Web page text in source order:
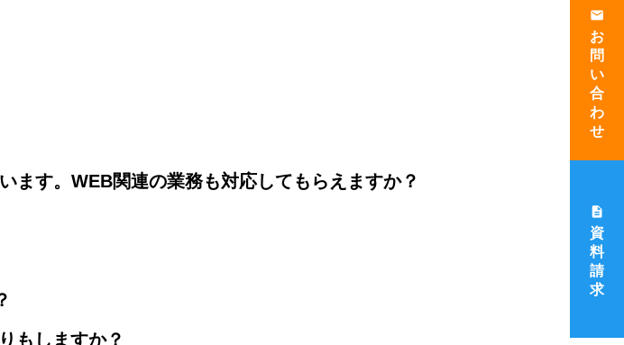
email
お
問
い
合
わ
せ
description
資
料
請
求
ます。WEB関連の業務も対応してもらえますか？
もしますか？